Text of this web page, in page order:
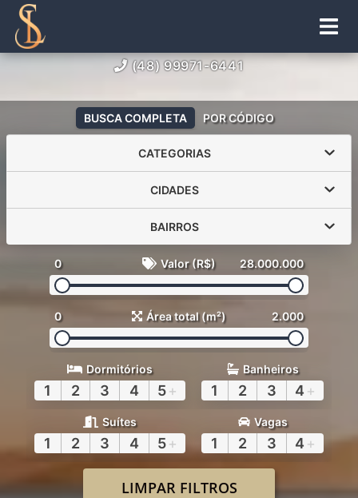
(48) 99971-6441
BUSCA COMPLETA POR CÓDIGO
CATEGORIAS
CIDADES
BAIRROS
0 Valor (R$) 28.000.000
0 Área total (m²) 2.000
Dormitórios
1 2 3 4 5+
Banheiros
1 2 3 4 +
Suítes
1 2 3 4 5+
Vagas
1 2 3 4 +
LIMPAR FILTROS